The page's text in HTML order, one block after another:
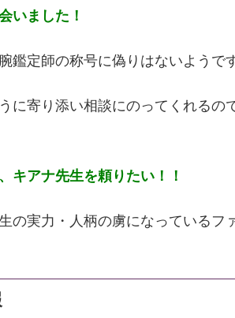
いました！
鑑定師の称号に偽りはないようで
に寄り添い相談にのってくれるの
キアナ先生を頼りたい！！
の実力・人柄の虜になっているフ